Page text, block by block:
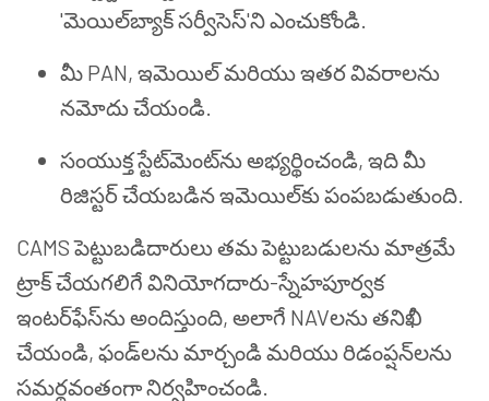
'మెయిల్‌బ్యాక్ సర్వీసెస్'ని ఎంచుకోండి.
మీ PAN, ఇమెయిల్ మరియు ఇతర వివరాలను
నమోదు చేయండి.
సంయుక్త స్టేట్‌మెంట్‌ను అభ్యర్థించండి, ఇది మీ
రిజిస్టర్ చేయబడిన ఇమెయిల్‌కు పంపబడుతుంది.
CAMS పెట్టుబడిదారులు తమ పెట్టుబడులను మాత్రమే
ట్రాక్ చేయగలిగే వినియోగదారు-స్నేహపూర్వక
ఇంటర్‌ఫేస్‌ను అందిస్తుంది, అలాగే NAVలను తనిఖీ
చేయండి, ఫండ్‌లను మార్చండి మరియు రిడంప్షన్‌లను
సమర్థవంతంగా నిర్వహించండి.